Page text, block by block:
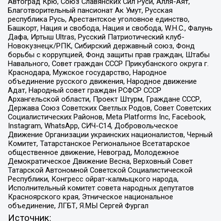
Благотворительный пансионат Ак Умут, Русская
республика Русь, Арестантское уголовное единство,
Башкорт, Нация и свобода, Нация и свобода, W.H.С., Фалунь
Дафа, Иртыш Ultras, Русский Патриотический клуб-
Новокузнецк/РПК, Сибирский державный союз, Фонд
борьбы с коррупцией, Фонд защиты прав граждан, Штабы
Навального, Совет граждан СССР Прикубанского округа г.
Краснодара, Мужское государство, Народное
объединение русского движения, Народное движение
Адат, Народный совет граждан РСФСР СССР
Архангельской области, Проект Штурм, Граждане СССР,
Держава Союз Советских Светлых Родов, Совет Советских
Социалистических Районов, Meta Platforms Inc, Facebook,
Instagram, WhatsApp, СИЧ-С14, Добровольческое
Движение Организации украинских националистов, Черный
Комитет, Татарстанское Региональное Всетатарское
общественное движение, Невоград, Молодежное
Демократическое Движение Весна, Верховный Совет
Татарской Автономной Советской Социалистической
Республики, Конгресс ойрат-калмыцкого народа,
Исполнительный комитет совета народных депутатов
Красноярского края, Этническое национальное
объединение, ЛГБТ, Я.МЫ Сергей Фургал
Источник: